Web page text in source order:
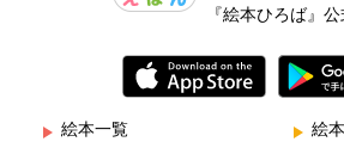
『絵本ひろば』公
絵本一覧 絵